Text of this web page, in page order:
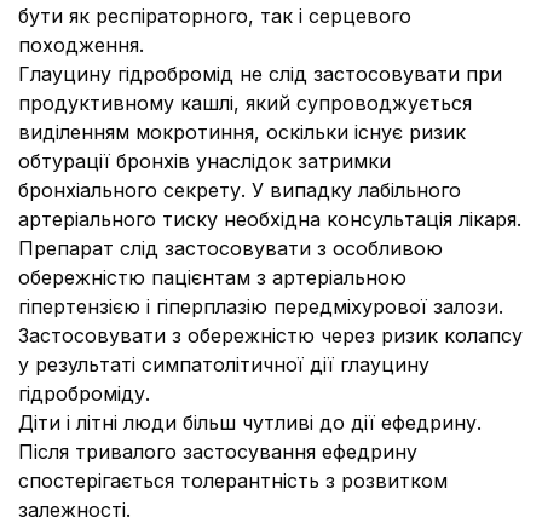
бути як респіраторного, так і серцевого
походження.
Глауцину гідробромід не слід застосовувати при
продуктивному кашлі, який супроводжується
виділенням мокротиння, оскільки існує ризик
обтурації бронхів унаслідок затримки
бронхіального секрету. У випадку лабільного
артеріального тиску необхідна консультація лікаря.
Препарат слід застосовувати з особливою
обережністю пацієнтам з артеріальною
гіпертензією і гіперплазію передміхурової залози.
Застосовувати з обережністю через ризик колапсу
у результаті симпатолітичної дії глауцину
гідроброміду.
Діти і літні люди більш чутливі до дії ефедрину.
Після тривалого застосування ефедрину
спостерігається толерантність з розвитком
залежності.